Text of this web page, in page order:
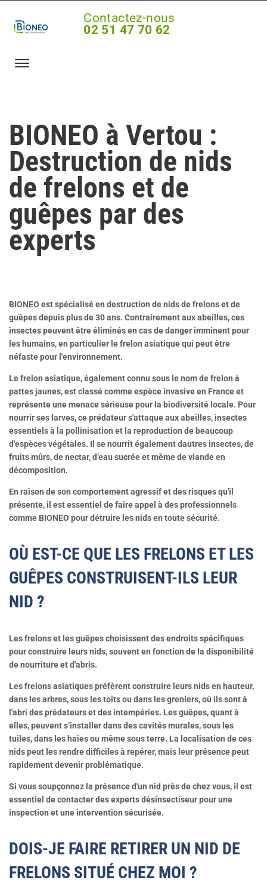
Contactez-nous
02 51 47 70 62
BIONEO à Vertou :
Destruction de nids
de frelons et de
guêpes par des
experts
BIONEO est spécialisé en destruction de nids de frelons et de
guêpes depuis plus de 30 ans. Contrairement aux abeilles, ces
insectes peuvent être éliminésen cas de danger imminent pour
les humains, en particulier le frelon asiatique qui peut être
néfaste pour l'environnement.
Le frelon asiatique, également connu sous le nom de frelon à
pattes jaunes, est classé comme espèce invasive en France et
représente une menace sérieuse pour la biodiversité locale. Pour
nourrir ses larves, ce prédateur s'attaque aux abeilles, insectes
essentiels à la pollinisation et la reproduction de beaucoup
d'espèces végétales. Il se nourrit également dautres insectes, de
fruits mûrs, de nectar, d’eau sucrée et même de viande en
décomposition.
En raison de son comportement agressif et des risques qu'il
présente, il est essentiel de faire appel à des professionnels
comme BIONEO pour détruire les nids en toute sécurité.
OÙ EST-CE QUE LES FRELONS ET LES
GUÊPES CONSTRUISENT-ILS LEUR
NID ?
Les frelons et les guêpes choisissent des endroits spécifiques
pour construire leurs nids, souvent en fonction de la disponibilité
de nourriture et d'abris.
Les frelons asiatiques préfèrent construire leurs nids en hauteur,
dans les arbres, sous les toits ou dans les greniers, où ils sont à
l'abri des prédateurs et des intempéries. Les guêpes, quant à
elles, peuvent s’installer dans des cavités murales, sous les
tuiles, dans les haies ou même sous terre. La localisation de ces
nids peut les rendre difficiles à repérer, mais leur présence peut
rapidement devenir problématique.
Si vous soupçonnez la présence d'un nid près de chez vous, il est
essentiel de contacter des experts désinsectiseur pour une
inspection et une intervention sécurisée.
DOIS-JE FAIRE RETIRER UN NID DE
FRELONS SITUÉ CHEZ MOI ?